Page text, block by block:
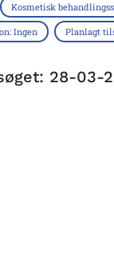
Kosmetisk
Ingen Planlagt
28-03-